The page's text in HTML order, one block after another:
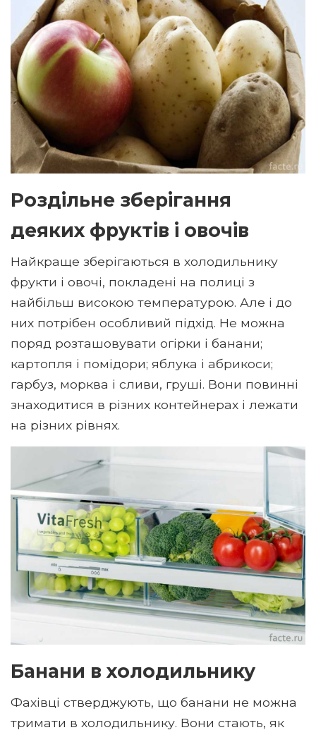
Роздільне зберігання
деяких фруктів і овочів
Найкраще зберігаються в холодильнику
фрукти і овочі, покладені на полиці з
найбільш високою температурою. Але і до
них потрібен особливий підхід. Не можна
поряд розташовувати огірки і банани;
картопля і помідори; яблука і абрикоси;
гарбуз, морква і сливи, груші. Вони повинні
знаходитися в різних контейнерах і лежати
на різних рівнях.
Банани в холодильнику
Фахівці стверджують, що банани не можна
тримати в холодильнику. Вони стають, як